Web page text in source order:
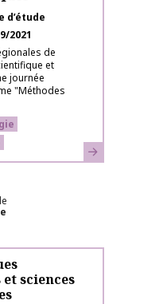
d’étude
2021
de
et
journée
"Méthodes
En savoir plus
sciences